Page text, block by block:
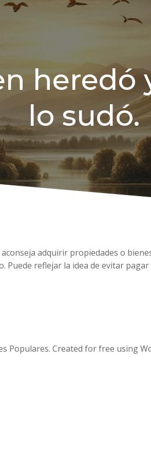
heredó
lo sudó.
adquirir propiedades o
reflejar la idea de evitar
Populares. Created for free using